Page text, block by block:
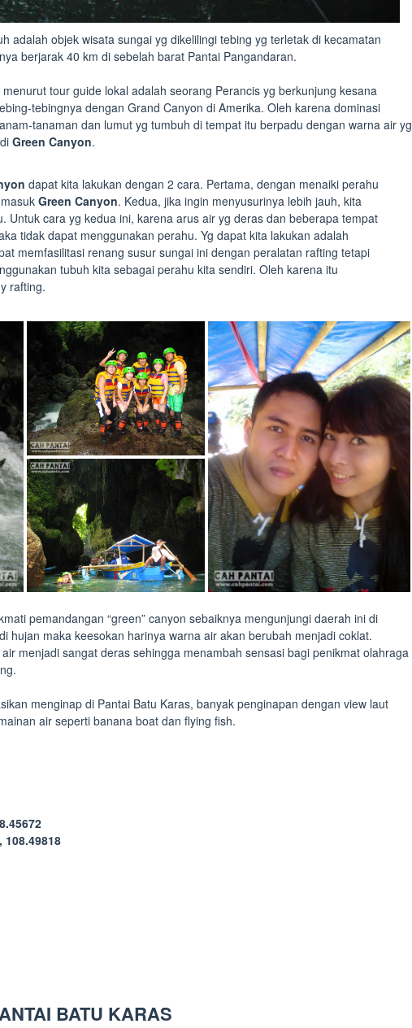
adalah objek wisata sungai yg dikelilingi tebing yg terletak di kecamatan
berjarak 40 km di sebelah barat Pantai Pangandaran.
menurut tour guide lokal adalah seorang Perancis yg berkunjung kesana
tebingnya dengan Grand Canyon di Amerika. Oleh karena dominasi
tanaman dan lumut yg tumbuh di tempat itu berpadu dengan warna air yg
Green Canyon.
dapat kita lakukan dengan 2 cara. Pertama, dengan menaiki perahu
Green Canyon. Kedua, jika ingin menyusurinya lebih jauh, kita
Untuk cara yg kedua ini, karena arus air yg deras dan beberapa tempat
tidak dapat menggunakan perahu. Yg dapat kita lakukan adalah
memfasilitasi renang susur sungai ini dengan peralatan rafting tetapi
tubuh kita sebagai perahu kita sendiri. Oleh karena itu
rafting.
pemandangan “green” canyon sebaiknya mengunjungi daerah ini di
hujan maka keesokan harinya warna air akan berubah menjadi coklat.
menjadi sangat deras sehingga menambah sensasi bagi penikmat olahraga
menginap di Pantai Batu Karas, banyak penginapan dengan view laut
air seperti banana boat dan flying fish.
108.49818
BATU KARAS